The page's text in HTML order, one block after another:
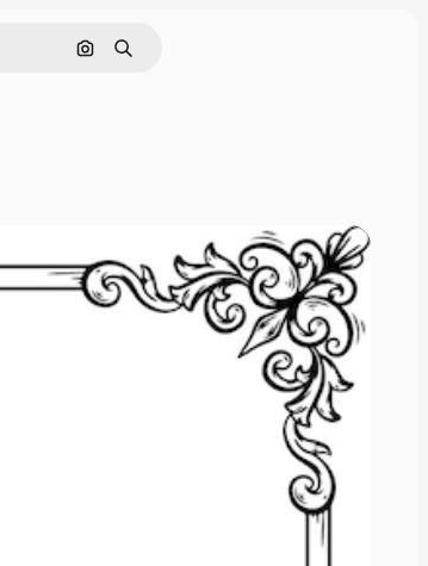
Nach Bild suchen
Suchen